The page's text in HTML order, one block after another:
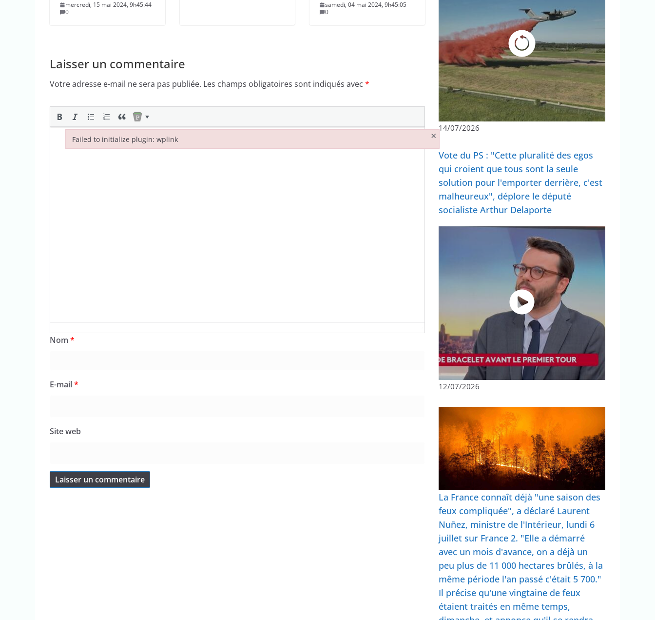
mercredi, 15 mai 2024, 9h45:44
0
samedi, 04 mai 2024, 9h45:05
0
Laisser un commentaire
Votre adresse e-mail ne sera pas publiée. Les champs obligatoires sont indiqués avec *
Nom *
E-mail*
Site web
14/07/2026
Vote du PS : "Cette pluralité des egos
qui croient que tous sont la seule
solution pour l'emporter derrière, c'est
malheureux", déplore le député
socialiste Arthur Delaporte
12/07/2026
La France connaît déjà "une saison des
feux compliquée", a déclaré Laurent
Nuñez, ministre de l'Intérieur, lundi 6
juillet sur France 2. "Elle a démarré
avec un mois d'avance, on a déjà un
peu plus de 11 000 hectares brûlés, à la
même période l'an passé c'était 5 700."
Il précise qu'une vingtaine de feux
étaient traités en même temps,
Failed to initialize plugin: wplink ×
Failed to initialize plugin: wplink